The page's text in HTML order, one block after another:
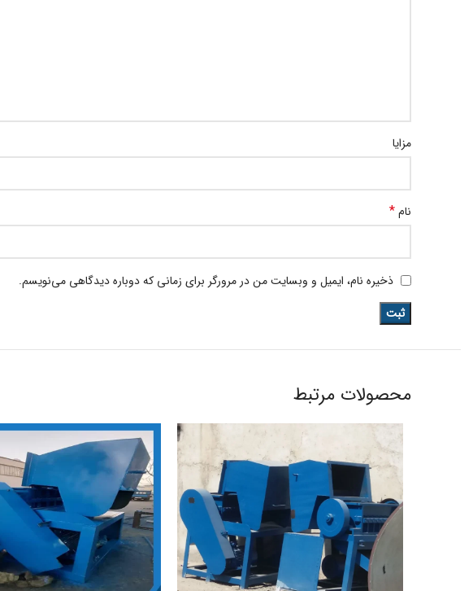
مزایا
نام*
ذخیره نام، ایمیل و وبسایت من در مرورگر برای زمانی که دوباره دیدگاهی می‌نویسم.
محصولات مرتبط